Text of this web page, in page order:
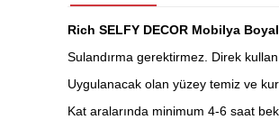
Rich SELFY DECOR Mobilya
Sulandırma gerektirmez. Direk
Uygulanacak olan yüzey temiz ve
Kat aralarında minimum 4-6 saat